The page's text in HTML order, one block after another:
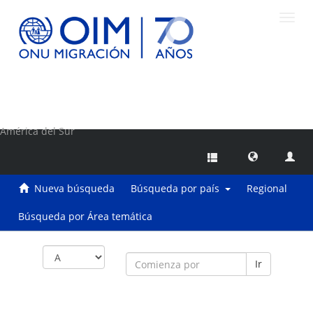
América del Sur
Nueva búsqueda Búsqueda por país Regional
Búsqueda por Área temática
Ir